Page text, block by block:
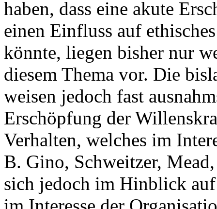
haben, dass eine akute
einen Einfluss auf
könnte, liegen bisher nur
diesem Thema vor. Die
weisen jedoch fast
Erschöpfung der
Verhalten, welches im
B. Gino, Schweitzer,
sich jedoch im Hinblick auf